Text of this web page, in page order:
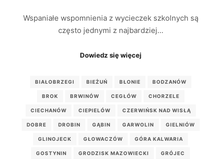
Wspaniałe wspomnienia z wycieczek szkolnych są
często jednymi z najbardziej…
Dowiedz się więcej
BIAŁOBRZEGI BIEŻUŃ BŁONIE BODZANÓW
BROK BRWINÓW CEGŁÓW CHORZELE
CIECHANÓW CIEPIELÓW CZERWIŃSK NAD WISŁĄ
DOBRE DROBIN GĄBIN GARWOLIN GIELNIÓW
GLINOJECK GŁOWACZÓW GÓRA KALWARIA
GOSTYNIN GRODZISK MAZOWIECKI GRÓJEC